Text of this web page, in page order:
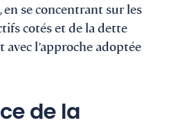
se concentrant sur les
cotés et de la dette
l’approche adoptée
de la